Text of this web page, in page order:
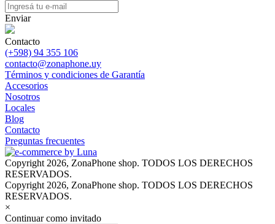
Enviar
Contacto
(+598) 94 355 106
contacto@zonaphone.uy
Términos y condiciones de Garantía
Accesorios
Nosotros
Locales
Blog
Contacto
Preguntas frecuentes
Copyright 2026, ZonaPhone shop. TODOS LOS DERECHOS
RESERVADOS.
Copyright 2026, ZonaPhone shop. TODOS LOS DERECHOS
RESERVADOS.
×
Continuar como invitado